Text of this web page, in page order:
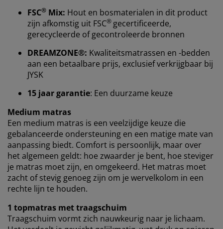
FSC® Mix: Hout en bosmaterialen in dit product
zijn afkomstig uit FSC® gecertificeerde,
gerecycleerde of gecontroleerde bronnen
DREAMZONE®: Kwaliteitsmatrassen en -bedden
aan een betaalbare prijs, exclusief verkrijgbaar bij
JYSK
15 jaar garantie: Een duurzame keuze
Medium matras
Een medium matras is een veelzijdige keuze die
gebalanceerde ondersteuning en een matige mate van
aanpassing biedt. Comfort is persoonlijk, maar over
het algemeen geldt: hoe zwaarder je bent, hoe steviger
je matras moet zijn, en omgekeerd. Het matras moet
zacht of stevig genoeg zijn om je wervelkolom in een
rechte lijn te houden.
1 topmatras met traagschuim
Traagschuim vormt zich nauwkeurig naar je lichaam.
Wanneer je marketingcookies accepteert, delen we je
browsergegevens met marketingpartners (zoals
Google, Meta en Tiktok) voor gepersonaliseerde en
vaste advertenties. Je kunt meer lezen over de
doeleinden via ''Aanpassen'' en je toestemming op elk
moment intrekken door op het cookie-icoontje te
klikken. Door op ''Alles accepteren'' te klikken, ga je
onze
verzameling en verwerking van